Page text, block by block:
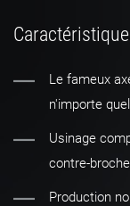
Le fameux
n'importe
Usinage
contre-
Production